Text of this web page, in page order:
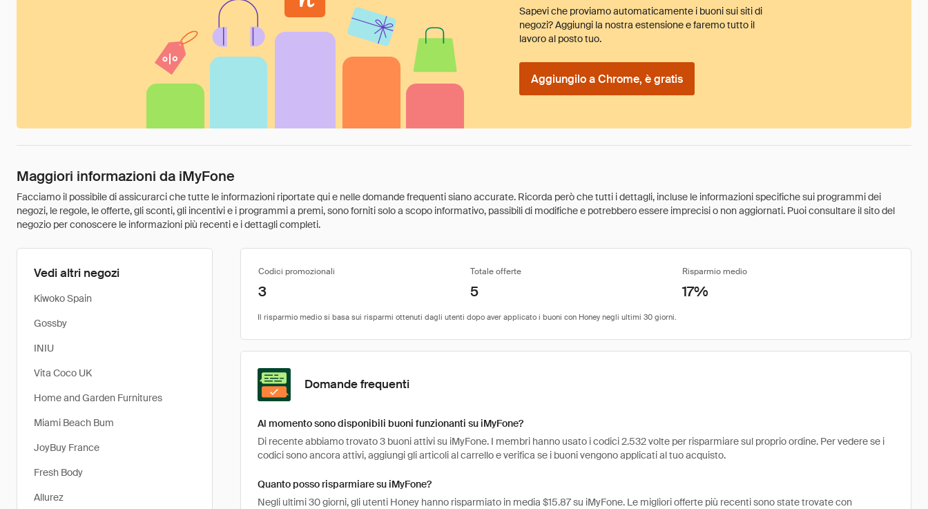
Sapevi che proviamo automaticamente i buoni sui siti di
negozi? Aggiungi la nostra estensione e faremo tutto il
lavoro al posto tuo.
Aggiungilo a Chrome, è gratis
Maggiori informazioni da iMyFone
Facciamo il possibile di assicurarci che tutte le informazioni riportate qui e nelle domande frequenti siano accurate. Ricorda però che tutti i dettagli, incluse le informazioni specifiche sui programmi dei
negozi, le regole, le offerte, gli sconti, gli incentivi e i programmi a premi, sono forniti solo a scopo informativo, passibili di modifiche e potrebbero essere imprecisi o non aggiornati. Puoi consultare il sito del
negozio per conoscere le informazioni più recenti e i dettagli completi.
Vedi altri negozi
Kiwoko Spain
Gossby
INIU
Vita Coco UK
Home and Garden Furnitures
Miami Beach Bum
JoyBuy France
Fresh Body
Allurez
Codici promozionali Totale offerte Risparmio medio
3 5 17%
Domande frequenti
Al momento sono disponibili buoni funzionanti su iMyFone?
Di recente abbiamo trovato 3 buoni attivi su iMyFone. I membri hanno usato i codici 2.532 volte per risparmiare sul proprio ordine. Per vedere se i
codici sono ancora attivi, aggiungi gli articoli al carrello e verifica se i buoni vengono applicati al tuo acquisto.
Quanto posso risparmiare su iMyFone?
Negli ultimi 30 giorni, gli utenti Honey hanno risparmiato in media $15.87 su iMyFone. Le migliori offerte più recenti sono state trovate con